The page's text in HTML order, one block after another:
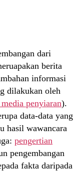
dari
berita
informasi
dilakukan oleh
penyiaran).
data-data yang
hasil wawancara
pengertian
pengembangan
fakta daripada